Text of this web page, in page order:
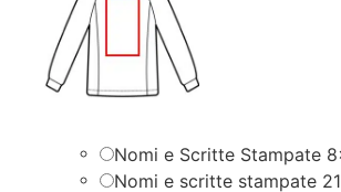
Nomi e Scritte Stampate
Nomi e scritte stampate